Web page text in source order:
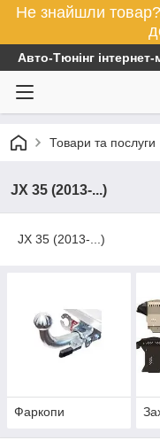
Не знайшли
Авто-Тюнінг інтернет-
Товари та послуги
JX 35 (2013-...)
JX 35 (2013-...)
Фаркопи